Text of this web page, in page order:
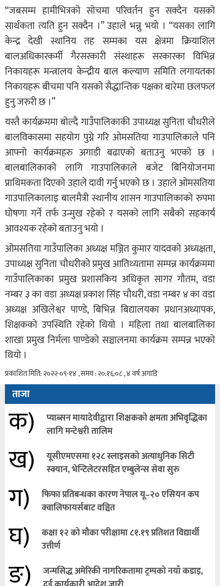
“जबसम्म हामीभित्रको सोचमा परिवर्तन हुन सक्दैन यसको
सार्थकता त्यति हुन सक्दैन ।” उहाले भन्नु भयो । “यसका लागि
केन्द्र देखी स्थानिय तह सम्मका यस क्षेत्रमा क्रियाशिल
बालअधिकारकर्मी गैरसरकारी संस्थाहरू सरकारका विभिन्न
निकायहरू मन्त्रालय केन्द्रीय बाल कल्याण समिति लगायतका
निकायहरू बीचमा पनि यसको सैद्धान्तिक पक्षका बारेमा छलफल
हुनु जरुरी छ ।”
यस्तै कार्यक्रममा बोल्दै गाउँपालिकाकी उपाध्यक्ष सुनिता चौधरीले
बालविकासमा सहयोग पुग्ने गरि ओमसतिया गाउपालिकाले पनि
आफ्नो कार्यक्रमहरु अगाडी बढाएको बताउनु भएको छ ।
बालबालिकाको लागि गाउपालिकाले बजेट बिनियोजनमा
प्राथिमकता दिएको उहाले दावी गर्नु भएको छ । उहाले ओमसतिया
गाउपालिकालाइ बालमैत्री स्थानीय शासन गाउपालिकाको रुपमा
घोषणा गर्ने तर्फ उन्मुख रहेको र यसको लागि सबैको सहकार्य
आवश्यक रहेको बताउनु भयो ।
ओमसतिया गाउँपालिका अध्यक्ष मञ्जित कुमार यादवको अध्यक्षता,
उपाध्यक्ष सुनिता चौधरीको प्रमुख आतिथ्यतामा सम्पन्न कार्यक्रममा
गाउँपालिकाका प्रमुख प्रशासकिय अधिकृत सागर गौतम, वडा
नम्बर ३ का वडा अध्यक्ष प्रकाश सिंह चौधरी, वडा नम्बर ४ का वडा
अध्यक्ष अखिलेश्वर पाण्डे, बिभिन्न बिद्यालयका प्रधानअध्यापक,
शिक्षकको उपस्थिति रहेको थियो । महिला तथा बालबालिका
शाखा प्रमुख निर्मला पाण्डेको सञ्चालनमा कार्यक्रम सम्पन्न भएको
थियो ।
प्रकाशित मिति: २०२२-०९-१४ , समय : २०:१६:०८ , ४ वर्ष अगाडि
ताजा
क)
प्याब्सन मायादेवीद्वारा शिक्षकको क्षमता अभिवृद्धिका
लागि मन्टेश्वरी तालिम
ख)
यूसीएमएसमा १२८ स्लाइसको अत्याधुनिक सिटी
स्क्यान, भेन्टिलेटरसहित एम्बुलेन्स सेवा सुरु
ग)
फिफा प्रतिबन्धका कारण नेपाल यू–२० एसियन कप
क्वालिफायर्सबाट वञ्चित
घ)
कक्षा १२ को मौका परीक्षामा ८१.१९ प्रतिशत विद्यार्थी
उत्तीर्ण
ङ)
जन्मसिद्ध अमेरिकी नागरिकतामा ट्रम्पको नयाँ कडाइ,